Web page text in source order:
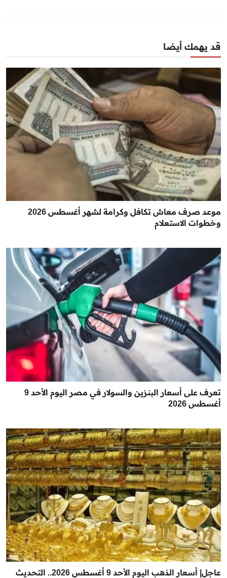
قد يهمك أيضا
موعد صرف معاش تكافل وكرامة لشهر أغسطس 2026
وخطوات الاستعلام
تعرف على أسعار البنزين والسولار في مصر اليوم الأحد 9
أغسطس 2026
عاجل| أسعار الذهب اليوم الأحد 9 أغسطس 2026.. التحديث